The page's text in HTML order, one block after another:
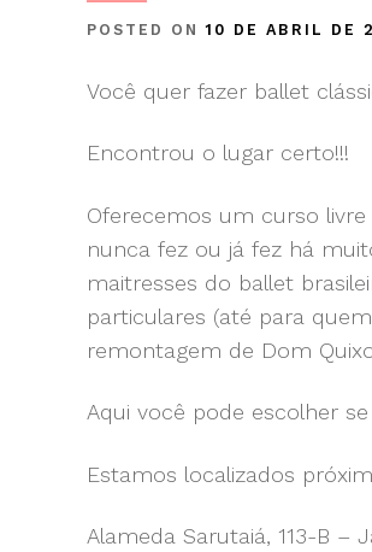
POSTED ON10 DE ABRIL DE
Você quer fazer ballet
Encontrou o lugar certo!!!
Oferecemos um curso
nunca fez ou já fez há
maitresses do ballet
particulares (até para
remontagem de Dom
Aqui você pode escolher
Estamos localizados
Alameda Sarutaiá, 113-B –